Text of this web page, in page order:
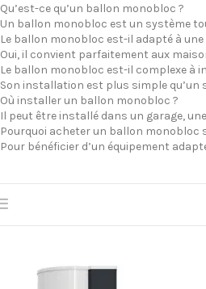
Qu’est-ce qu’un ballon monobloc ?
Un ballon monobloc est un système
Le ballon monobloc est-il adapté à
Oui, il convient parfaitement aux
Le ballon monobloc est-il complexe à
Son installation est plus simple qu’un
Où installer un ballon monobloc ?
Il peut être installé dans un garage,
Pourquoi acheter un ballon monobloc
Pour bénéficier d’un équipement